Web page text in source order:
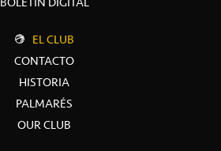
EL CLUB
CONTACTO
HISTORIA
PALMARÉS
OUR CLUB